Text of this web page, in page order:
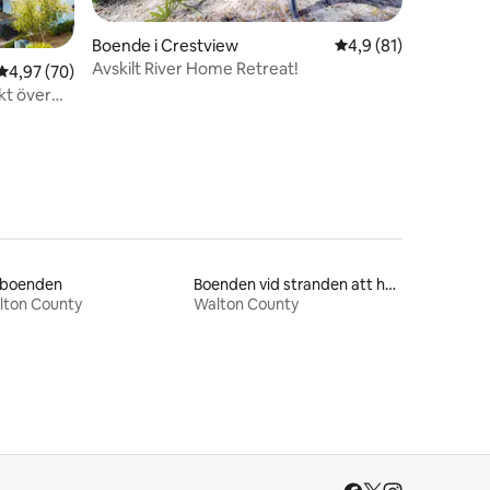
av 5 i genomsnittligt betyg, 70 omdömen
4,97 (70)
över
Boende i Crestview 4,9 av 5 i
4,9 (81)
Avskilt River Home Retreat!
County
Boenden vid stranden att hyra
Walton County